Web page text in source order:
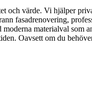
och värde. Vi hjälper
fasadrenovering,
materialval som
Oavsett om du